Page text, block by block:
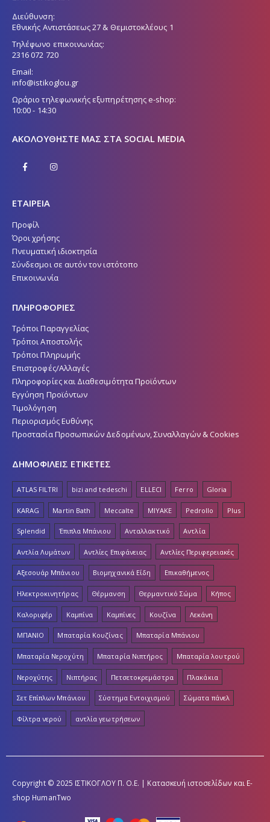
Διεύθυνση:
Εθνικής Αντιστάσεως 27 & Θεμιστοκλέους 1
Τηλέφωνο επικοινωνίας:
2316 072 720
Email:
info@istikoglou.gr
Ωράριο τηλεφωνικής εξυπηρέτησης e-shop:
10:00 - 14:30
ΑΚΟΛΟΥΘΉΣΤΕ ΜΑΣ ΣΤΑ SOCIAL MEDIA
ΕΤΑΙΡΕΙΑ
Προφίλ
Όροι χρήσης
Πνευματική ιδιοκτησία
Σύνδεσμοι σε αυτόν τον ιστότοπο
Επικοινωνία
ΠΛΗΡΟΦΟΡΙΕΣ
Τρόποι Παραγγελίας
Τρόποι Αποστολής
Τρόποι Πληρωμής
Επιστροφές/Αλλαγές
Πληροφορίες και Διαθεσιμότητα Προϊόντων
Εγγύηση Προϊόντων
Τιμολόγηση
Περιορισμός Ευθύνης
Προστασία Προσωπικών Δεδομένων, Συναλλαγών & Cookies
ΔΗΜΟΦΙΛΕΙΣ ΕΤΙΚΕΤΕΣ
ATLAS FILTRI bizi and tedeschi ELLECI Ferro Gloria
KARAG Martin Bath Meccalte MIYAKE Pedrollo Plus
Splendid Έπιπλα Μπάνιου Ανταλλακτικό Αντλία
Αντλία Λυμάτων Αντλίες Επιφάνειας Αντλίες Περιφερειακές
Αξεσουάρ Μπάνιου Βιομηχανικά Είδη Επικαθήμενος
Ηλεκτροκινητήρας Θέρμανση Θερμαντικό Σώμα Κήπος
Καλοριφέρ Καμπίνα Καμπίνες Κουζίνα Λεκάνη
ΜΠΑΝΙΟ Μπαταρία Κουζίνας Μπαταρία Μπάνιου
Μπαταρία Νεροχύτη Μπαταρία Νιπτήρος Μπαταρία λουτρού
Νεροχύτης Νιπτήρας Πετσετοκρεμάστρα Πλακάκια
Σετ Επίπλων Μπάνιου Σύστημα Εντοιχισμού Σώματα πάνελ
Φίλτρα νερού αντλία γεωτρήσεων
Copyright © 2025 ΙΣΤΙΚΟΓΛΟΥ Π. Ο.Ε. | Κατασκευή ιστοσελίδων και E-
shop HumanTwo